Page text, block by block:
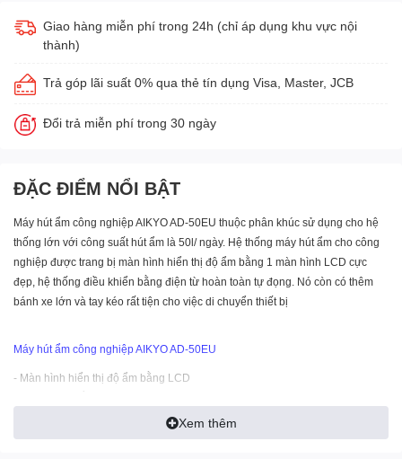
Giao hàng miễn phí trong 24h (chỉ áp dụng khu vực nội
thành)
Trả góp lãi suất 0% qua thẻ tín dụng Visa, Master, JCB
Đổi trả miễn phí trong 30 ngày
ĐẶC ĐIỂM NỔI BẬT
Máy hút ẩm công nghiệp AIKYO AD-50EU thuộc phân khúc sử dụng cho hệ
thống lớn với công suất hút ẩm là 50l/ ngày. Hệ thống máy hút ẩm cho công
nghiệp được trang bị màn hình hiển thị độ ẩm bằng 1 màn hình LCD cực
đẹp, hệ thống điều khiển bằng điện từ hoàn toàn tự đọng. Nó còn có thêm
bánh xe lớn và tay kéo rất tiện cho việc di chuyển thiết bị
Máy hút ẩm công nghiệp AIKYO AD-50EU
- Màn hình hiển thị độ ẩm bằng LCD
- Thuận tiện trong di chuyển với bánh xe lớn và tay
kéo
Xem thêm